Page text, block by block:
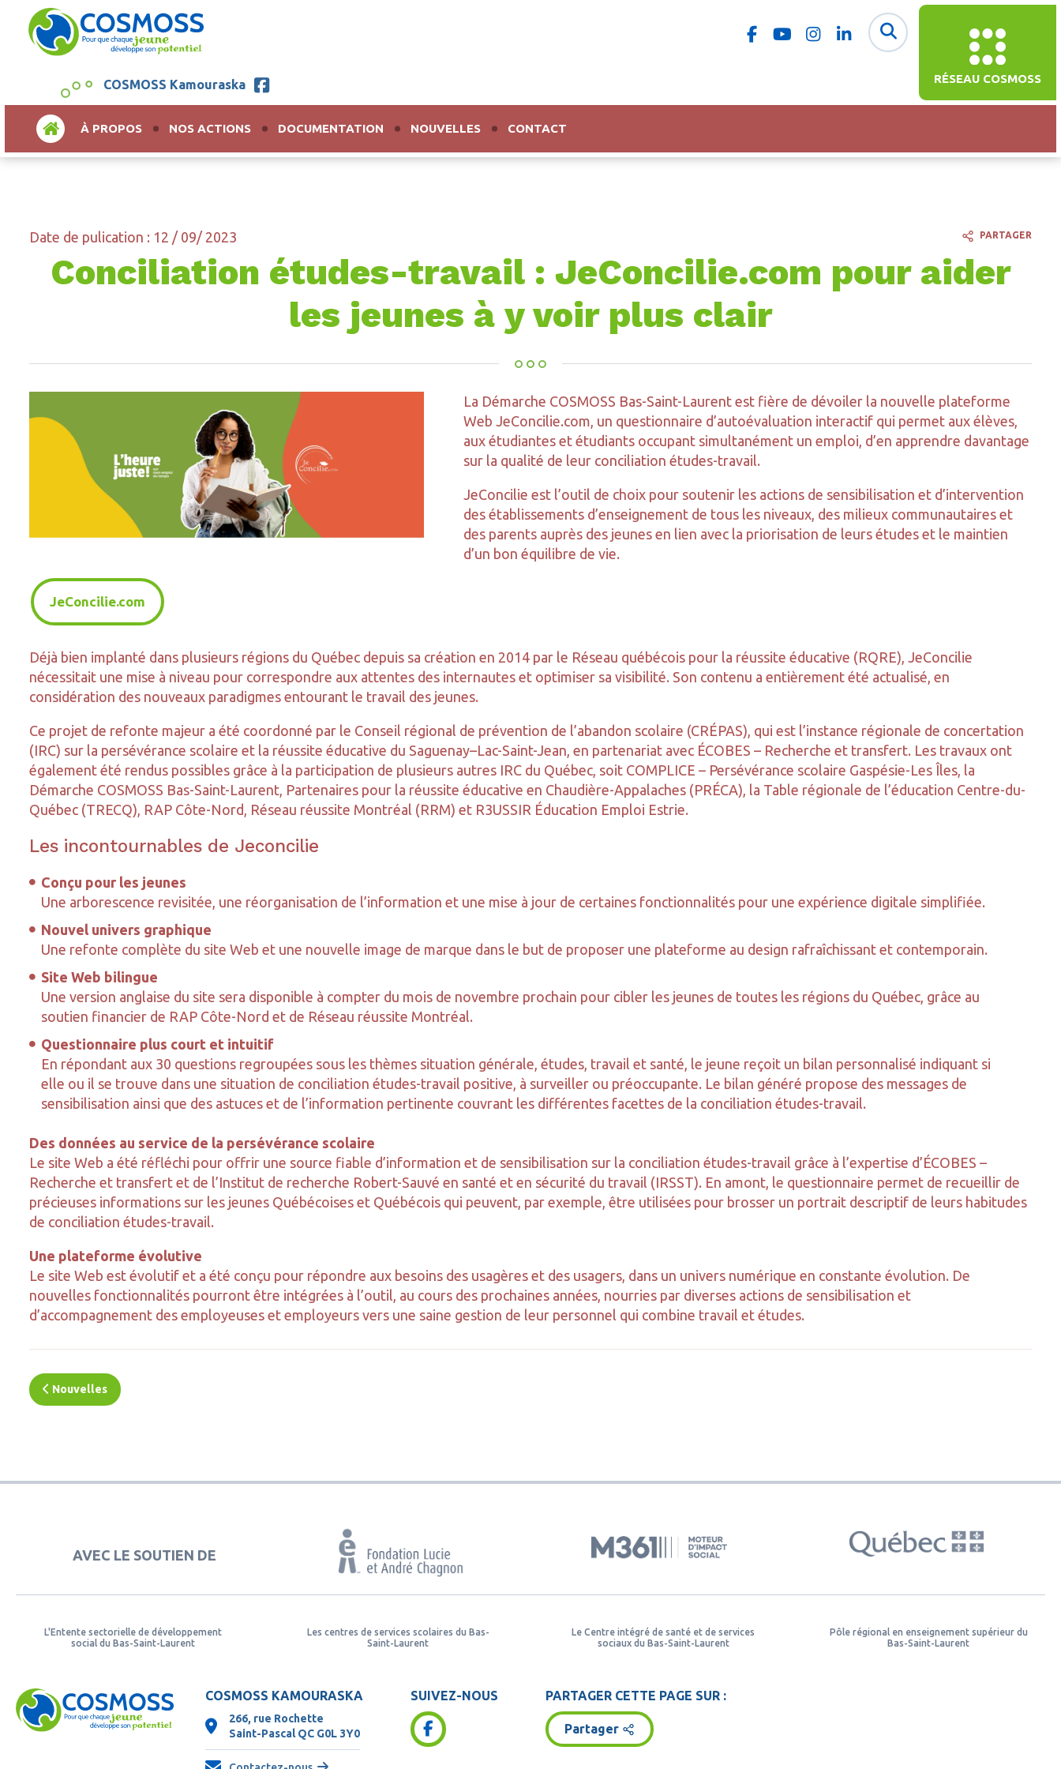
RÉSEAU COSMOSS
COSMOSS Kamouraska
ACCUEILÀ PROPOS NOS ACTIONS DOCUMENTATION NOUVELLES CONTACT
Date de pulication : 12 / 09/ 2023
Conciliation études-travail : JeConcilie.com pour aider
les jeunes à y voir plus clair
La Démarche COSMOSS Bas-Saint-Laurent est fière de dévoiler la nouvelle plateforme
Web JeConcilie.com, un questionnaire d’autoévaluation interactif qui permet aux élèves,
aux étudiantes et étudiants occupant simultanément un emploi, d’en apprendre davantage
sur la qualité de leur conciliation études-travail.
JeConcilie est l’outil de choix pour soutenir les actions de sensibilisation et d’intervention
des établissements d’enseignement de tous les niveaux, des milieux communautaires et
des parents auprès des jeunes en lien avec la priorisation de leurs études et le maintien
d’un bon équilibre de vie.
JeConcilie.com
Déjà bien implanté dans plusieurs régions du Québec depuis sa création en 2014 par le Réseau québécois pour la réussite éducative (RQRE), JeConcilie
nécessitait une mise à niveau pour correspondre aux attentes des internautes et optimiser sa visibilité. Son contenu a entièrement été actualisé, en
considération des nouveaux paradigmes entourant le travail des jeunes.
Ce projet de refonte majeur a été coordonné par le Conseil régional de prévention de l’abandon scolaire (CRÉPAS), qui est l’instance régionale de concertation
(IRC) sur la persévérance scolaire et la réussite éducative du Saguenay–Lac-Saint-Jean, en partenariat avec ÉCOBES – Recherche et transfert. Les travaux ont
également été rendus possibles grâce à la participation de plusieurs autres IRC du Québec, soit COMPLICE – Persévérance scolaire Gaspésie-Les Îles, la
Démarche COSMOSS Bas-Saint-Laurent, Partenaires pour la réussite éducative en Chaudière-Appalaches (PRÉCA), la Table régionale de l’éducation Centre-du-
Québec (TRECQ), RAP Côte-Nord, Réseau réussite Montréal (RRM) et R3USSIR Éducation Emploi Estrie.
Les incontournables de Jeconcilie
Conçu pour les jeunes
Une arborescence revisitée, une réorganisation de l’information et une mise à jour de certaines fonctionnalités pour une expérience digitale simplifiée.
Nouvel univers graphique
Une refonte complète du site Web et une nouvelle image de marque dans le but de proposer une plateforme au design rafraîchissant et contemporain.
Site Web bilingue
Une version anglaise du site sera disponible à compter du mois de novembre prochain pour cibler les jeunes de toutes les régions du Québec, grâce au
soutien financier de RAP Côte-Nord et de Réseau réussite Montréal.
Questionnaire plus court et intuitif
En répondant aux 30 questions regroupées sous les thèmes situation générale, études, travail et santé, le jeune reçoit un bilan personnalisé indiquant si
elle ou il se trouve dans une situation de conciliation études-travail positive, à surveiller ou préoccupante. Le bilan généré propose des messages de
sensibilisation ainsi que des astuces et de l’information pertinente couvrant les différentes facettes de la conciliation études-travail.
Des données au service de la persévérance scolaire
Le site Web a été réfléchi pour offrir une source fiable d’information et de sensibilisation sur la conciliation études-travail grâce à l’expertise d’ÉCOBES –
Recherche et transfert et de l’Institut de recherche Robert-Sauvé en santé et en sécurité du travail (IRSST). En amont, le questionnaire permet de recueillir de
précieuses informations sur les jeunes Québécoises et Québécois qui peuvent, par exemple, être utilisées pour brosser un portrait descriptif de leurs habitudes
de conciliation études-travail.
Une plateforme évolutive
Le site Web est évolutif et a été conçu pour répondre aux besoins des usagères et des usagers, dans un univers numérique en constante évolution. De
nouvelles fonctionnalités pourront être intégrées à l’outil, au cours des prochaines années, nourries par diverses actions de sensibilisation et
d’accompagnement des employeuses et employeurs vers une saine gestion de leur personnel qui combine travail et études.
Nouvelles
PARTAGER
AVEC LE SOUTIEN DE
L'Entente sectorielle de développement
social du Bas-Saint-Laurent
Les centres de services scolaires du Bas-
Saint-Laurent
Le Centre intégré de santé et de services
sociaux du Bas-Saint-Laurent
Pôle régional en enseignement supérieur du
Bas-Saint-Laurent
COSMOSS KAMOURASKA
266, rue Rochette
Saint-Pascal QC G0L 3Y0
SUIVEZ-NOUS PARTAGER CETTE PAGE SUR :
Partager